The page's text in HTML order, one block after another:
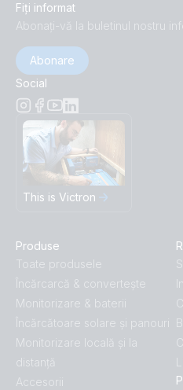
Fiți informat
Abonați-vă la buletinul nostru
Abonare
Social
This is Victron
Produse
Toate produsele
Încărcarcă & convertește
Monitorizare & baterii
Încărcătoare solare și panouri
Monitorizare locală și la
distanță
Accesorii